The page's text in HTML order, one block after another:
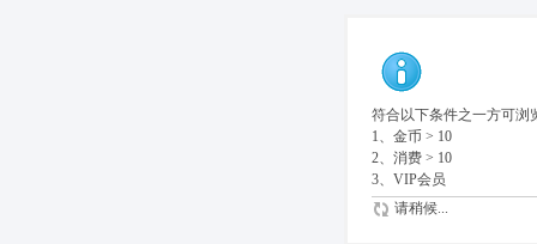
符合以下条件之一方可浏
1、金币 > 10
2、消费 > 10
3、VIP会员
请稍候...